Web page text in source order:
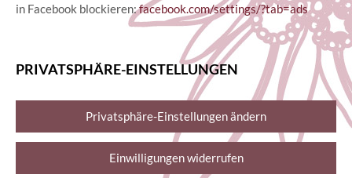
in Facebook blockieren:facebook.com/settings/?tab=ads
PRIVATSPHÄRE-EINSTELLUNGEN
Privatsphäre-Einstellungen ändern
Einwilligungen widerrufen